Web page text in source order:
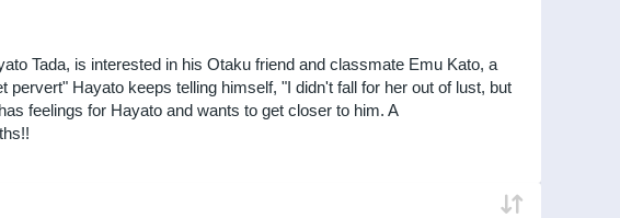
Tada, is interested in his Otaku friend and classmate Emu Kato, a
Hayato keeps telling himself, "I didn't fall for her out of lust, but
feelings for Hayato and wants to get closer to him. A